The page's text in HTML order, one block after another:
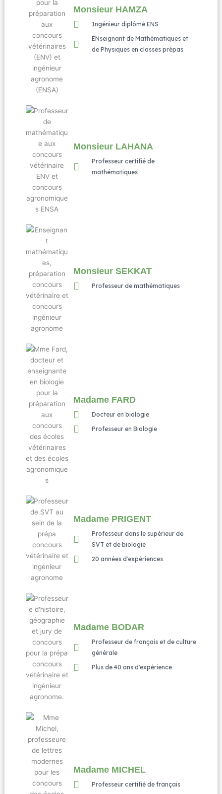
Monsieur HAMZA
Ingénieur diplômé ENS
ENseignant de Mathématiques et
de Physiques en classes prépas
Monsieur LAHANA
Professeur certifié de
mathématiques
Monsieur SEKKAT
Professeur de mathématiques
Madame FARD
Docteur en biologie
Professeur en Biologie
Madame PRIGENT
Professeur dans le supérieur de
SVT et de biologie
20 années d'expériences
Madame BODAR
Professeur de français et de culture
générale
Plus de 40 ans d'expérience
Madame MICHEL
Professeur certifié de français